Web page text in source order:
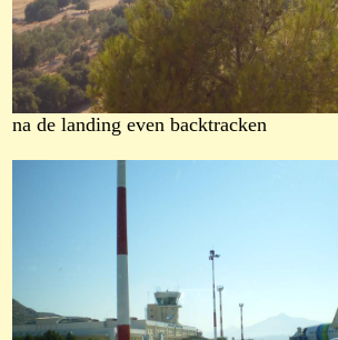
na de landing even backtracken